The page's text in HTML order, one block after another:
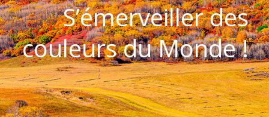
S’émerveiller des
couleurs du Monde !